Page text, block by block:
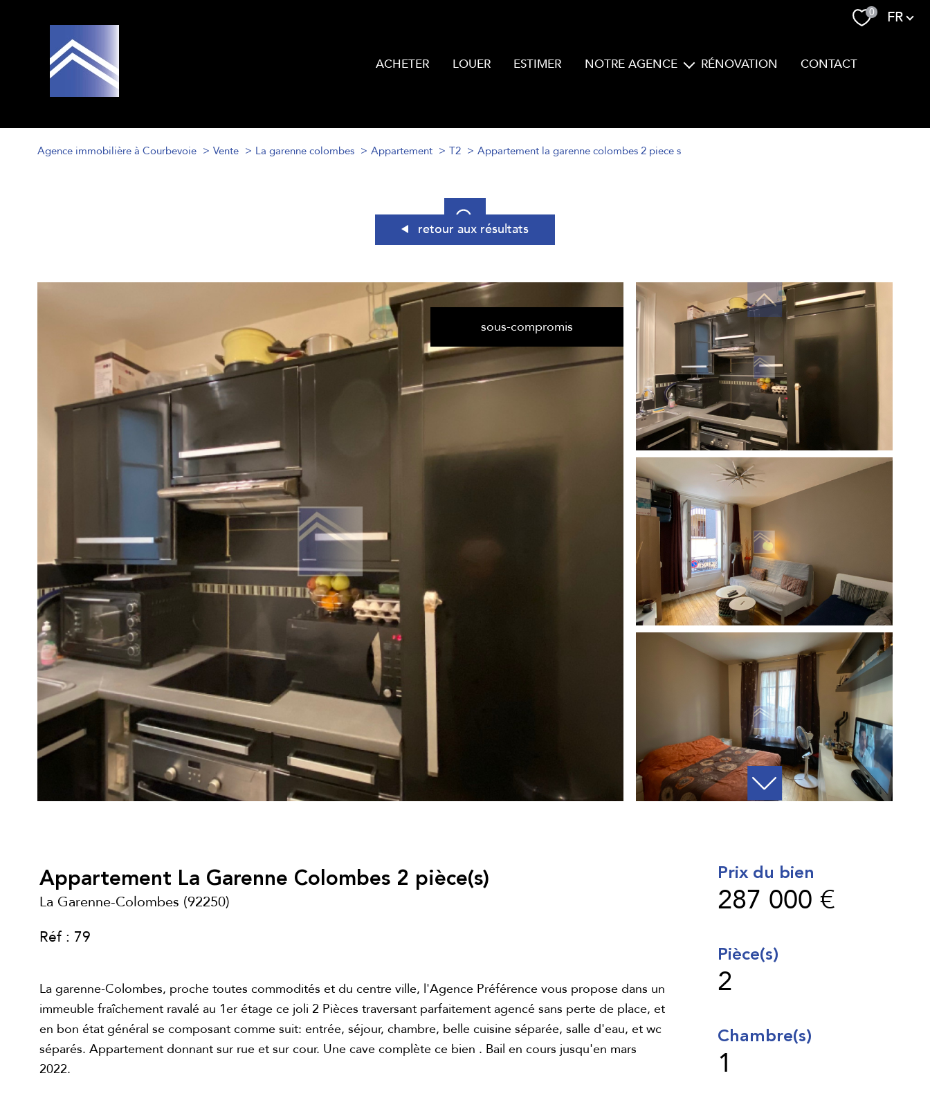
0 Langue
FR
ACHETER LOUER ESTIMER NOTRE AGENCE RÉNOVATION CONTACT
Agence immobilière à Courbevoie Vente La garenne colombes Appartement T2 Appartement la garenne colombes 2 piece s
de l'ancien
de l'immo pro
louer
à l'année
1
Localisation Budget filtrer
voir les4
Appartement 92250 - La Garenne-Colombes 2 Pièces
réinitialiser les
filtres
retour aux résultats
sous-compromis
Appartement La Garenne Colombes 2 pièce(s)
La Garenne-Colombes (92250)
Réf : 79
La garenne-Colombes, proche toutes commodités et du centre ville, l'Agence Préférence vous propose dans un
immeuble fraîchement ravalé au 1er étage ce joli 2 Pièces traversant parfaitement agencé sans perte de place, et
en bon état général se composant comme suit: entrée, séjour, chambre, belle cuisine séparée, salle d'eau, et wc
séparés. Appartement donnant sur rue et sur cour. Une cave complète ce bien . Bail en cours jusqu'en mars
Prix du bien
287 000 €
Pièce(s)
2
Chambre(s)
1